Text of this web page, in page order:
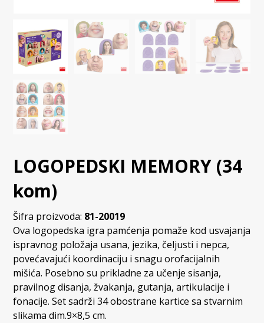
LOGOPEDSKI MEMORY (34
kom)
Šifra proizvoda: 81-20019
Ova logopedska igra pamćenja pomaže kod usvajanja
ispravnog položaja usana, jezika, čeljusti i nepca,
povećavajući koordinaciju i snagu orofacijalnih
mišića. Posebno su prikladne za učenje sisanja,
pravilnog disanja, žvakanja, gutanja, artikulacije i
fonacije. Set sadrži 34 obostrane kartice sa stvarnim
slikama dim.9×8,5 cm.